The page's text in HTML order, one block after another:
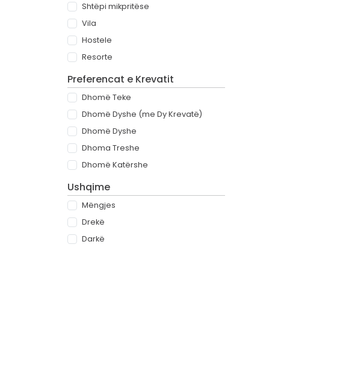
Shtëpi mikpritëse
Vila
Hostele
Resorte
Preferencat e Krevatit
Dhomë Teke
Dhomë Dyshe (me Dy Krevatë)
Dhomë Dyshe
Dhoma Treshe
Dhomë Katërshe
Ushqime
Mëngjes
Drekë
Darkë